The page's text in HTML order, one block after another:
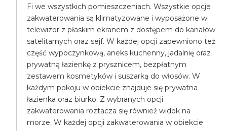
Fi we wszystkich pomieszczeniach. Wszystkie opcje
zakwaterowania są klimatyzowane i wyposażone w
telewizor z płaskim ekranem z dostępem do kanałów
satelitarnych oraz sejf. W każdej opcji zapewniono też
część wypoczynkową, aneks kuchenny, jadalnię oraz
prywatną łazienkę z prysznicem, bezpłatnym
zestawem kosmetyków i suszarką do włosów. W
każdym pokoju w obiekcie znajduje się prywatna
łazienka oraz biurko. Z wybranych opcji
zakwaterowania roztacza się również widok na
morze. W każdej opcji zakwaterowania w obiekcie